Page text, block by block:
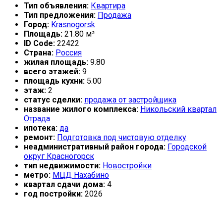
Тип объявления: Квартира
Тип предложения: Продажа
Город: Krasnogorsk
Площадь: 21.80 м²
ID Code: 22422
Страна: Россия
жилая площадь: 9.80
всего этажей: 9
площадь кухни: 5.00
этаж: 2
статус сделки: продажа от застройщика
название жилого комплекса: Никольский квартал
Отрада
ипотека: да
ремонт: Подготовка под чистовую отделку
неадминистративный район города: Городской
округ Красногорск
тип недвижимости: Новостройки
метро: МЦД Нахабино
квартал сдачи дома: 4
год постройки: 2026